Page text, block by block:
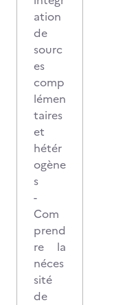
ation
de
sourc
es
comp
lémen
taires
et
hétér
ogène
s
-
Com
prend
re la
néces
sité
de